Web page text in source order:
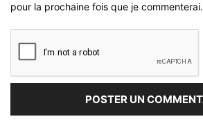
pour la prochaine fois que je commenterai.